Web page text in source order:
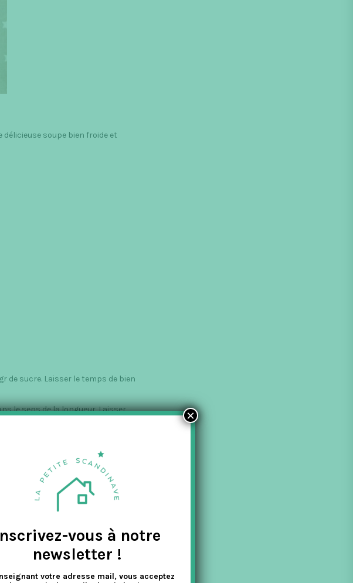
soupe bien froide et
de sucre. Laisser le temps de bien
le sens de la longueur. Laisser
en y ajoutant le jus de la
sucre / menthe et mettre au
avec une cuillère et la disposer
!
vous à notre
newsletter !
votre adresse mail, vous acceptez
×